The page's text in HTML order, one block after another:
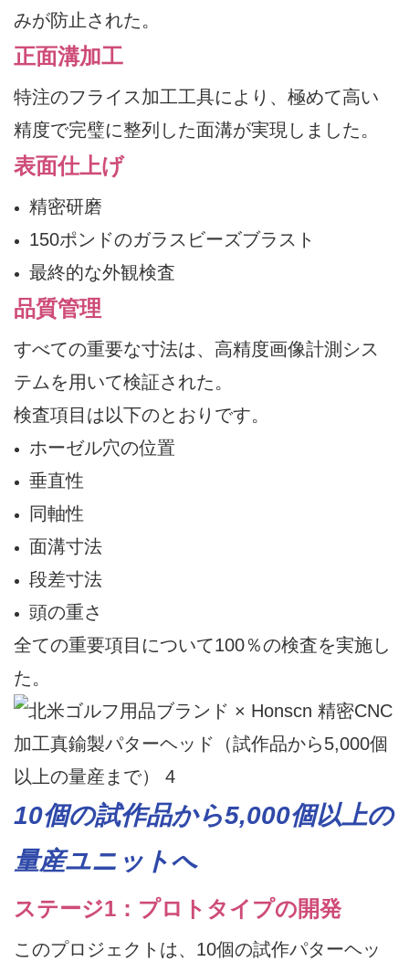
みが防止された。
正面溝加工
特注のフライス加工工具により、極めて高い
精度で完璧に整列した面溝が実現しました。
表面仕上げ
精密研磨
150ポンドのガラスビーズブラスト
最終的な外観検査
品質管理
すべての重要な寸法は、高精度画像計測シス
テムを用いて検証された。
検査項目は以下のとおりです。
ホーゼル穴の位置
垂直性
同軸性
面溝寸法
段差寸法
頭の重さ
全ての重要項目について100％の検査を実施し
た。
10個の試作品から5,000個以上の
量産ユニットへ
ステージ1：プロトタイプの開発
このプロジェクトは、10個の試作パターヘッ